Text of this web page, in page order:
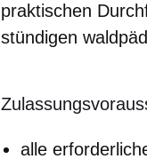
praktischen
stündigen
alle